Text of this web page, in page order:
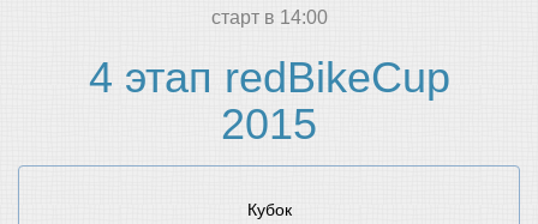
cтарт в 14:00
4 этап redBikeCup
2015
Кубок